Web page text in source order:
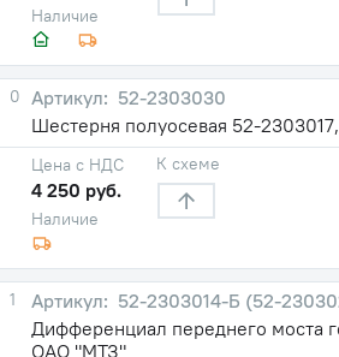
Наличие
0
52-2303030
Шестерня полуосевая 52-
Наличие
Цена с НДС
4 250 руб.
К схеме
1
52-2303014-Б (52-
Дифференциал переднего моста
ОАО "МТЗ"